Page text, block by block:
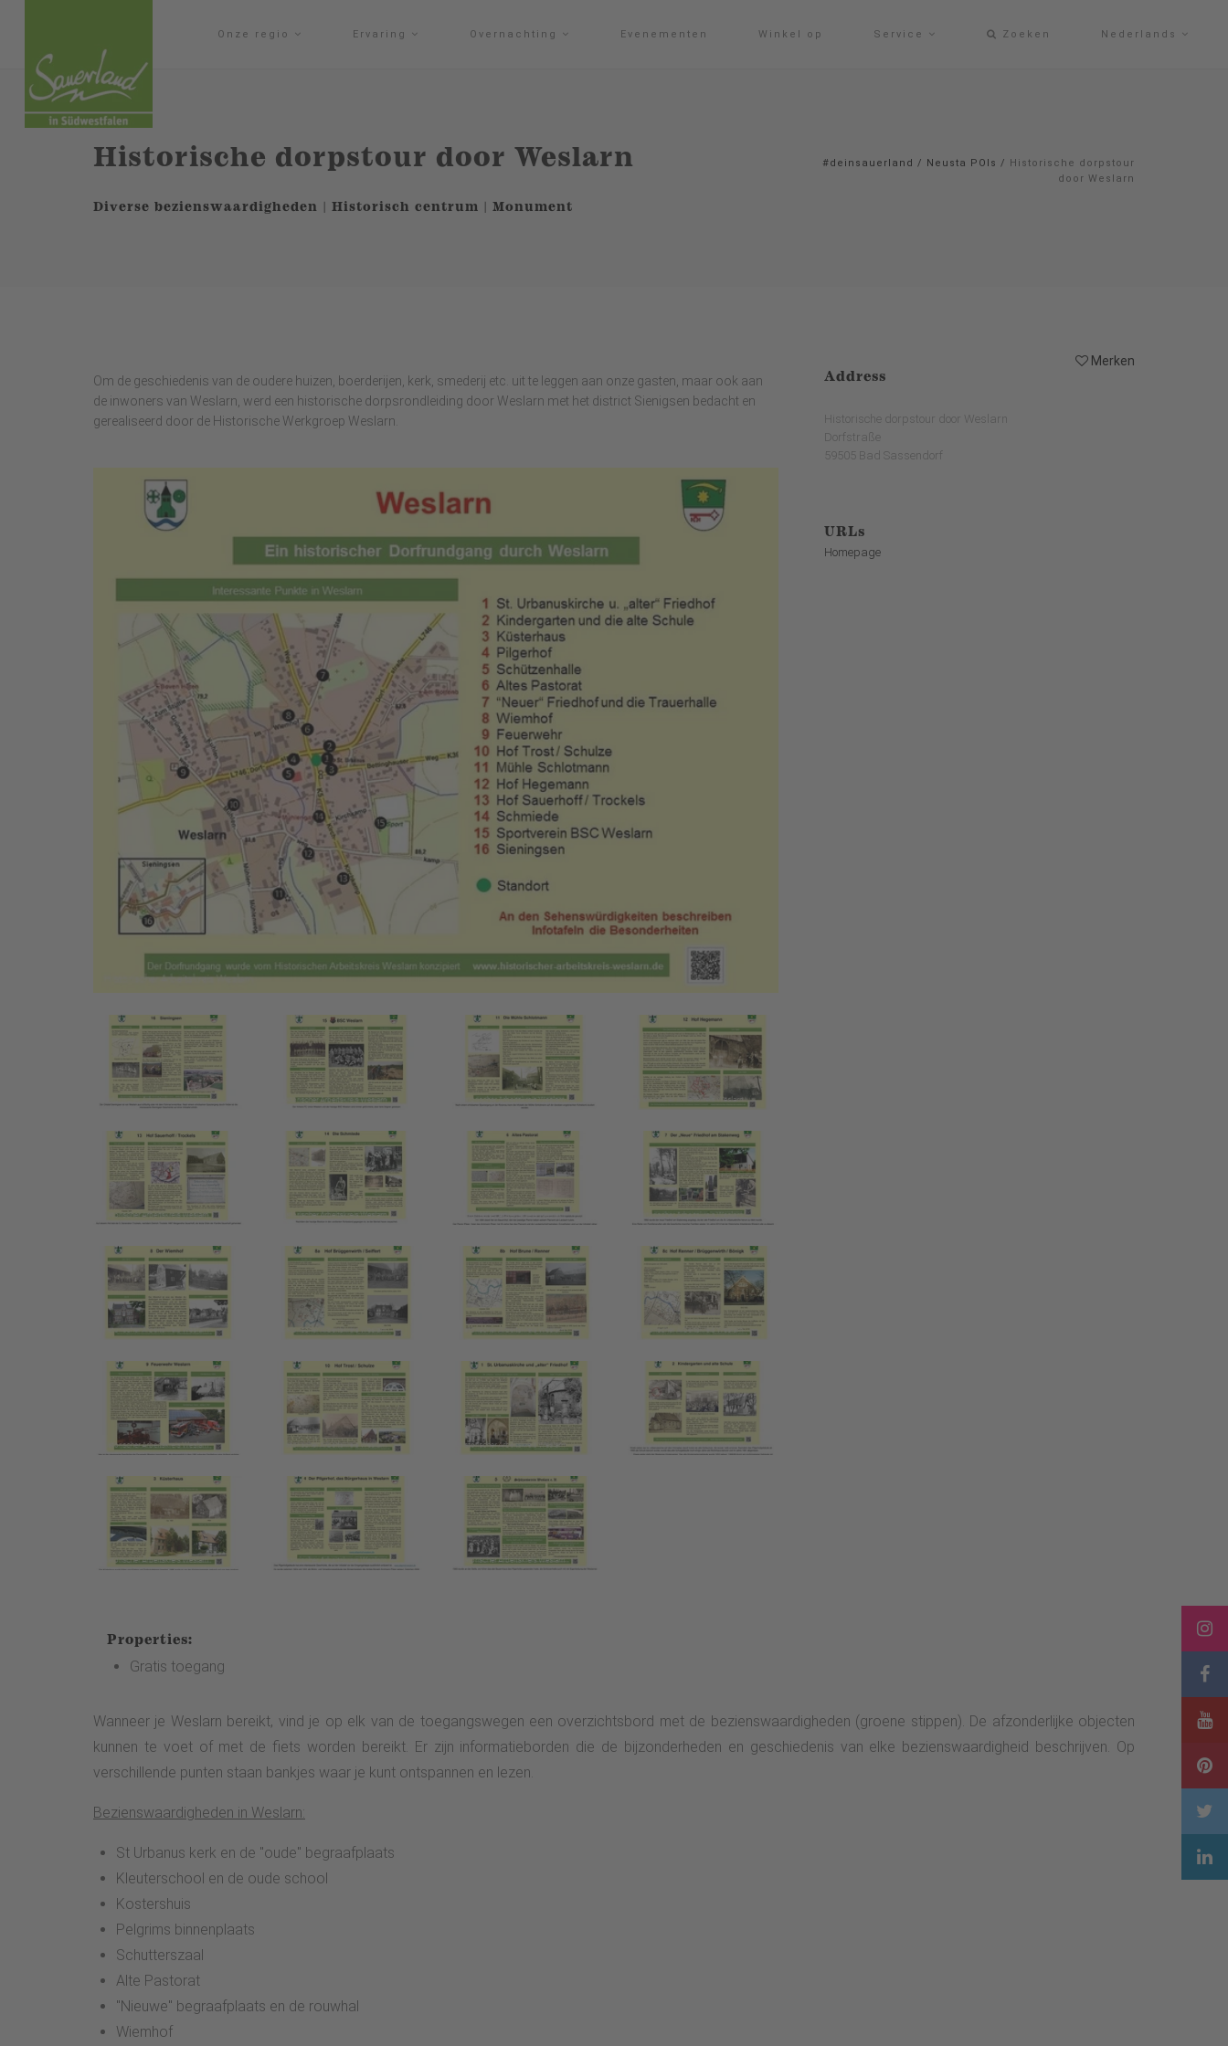
Onze regio Ervaring Overnachting Evenementen Winkel op Service Zoeken Nederlands
Historische dorpstour door Weslarn
Diverse bezienswaardigheden | Historisch centrum | Monument
#deinsauerland / Neusta POIs / Historische dorpstour
door Weslarn
Merken
Om de geschiedenis van de oudere huizen, boerderijen, kerk, smederij etc. uit te leggen aan onze gasten, maar ook aan
de inwoners van Weslarn, werd een historische dorpsrondleiding door Weslarn met het district Sienigsen bedacht en
gerealiseerd door de Historische Werkgroep Weslarn.
Address
Historische dorpstour door Weslarn
Dorfstraße
59505 Bad Sassendorf
URLs
Homepage
Properties:
Gratis toegang
Wanneer je Weslarn bereikt, vind je op elk van de toegangswegen een overzichtsbord met de bezienswaardigheden (groene stippen). De afzonderlijke objecten
kunnen te voet of met de fiets worden bereikt. Er zijn informatieborden die de bijzonderheden en geschiedenis van elke bezienswaardigheid beschrijven. Op
verschillende punten staan bankjes waar je kunt ontspannen en lezen.
Bezienswaardigheden in Weslarn:
St Urbanus kerk en de "oude" begraafplaats
Kleuterschool en de oude school
Kostershuis
Pelgrims binnenplaats
Schutterszaal
Alte Pastorat
"Nieuwe" begraafplaats en de rouwhal
Wiemhof